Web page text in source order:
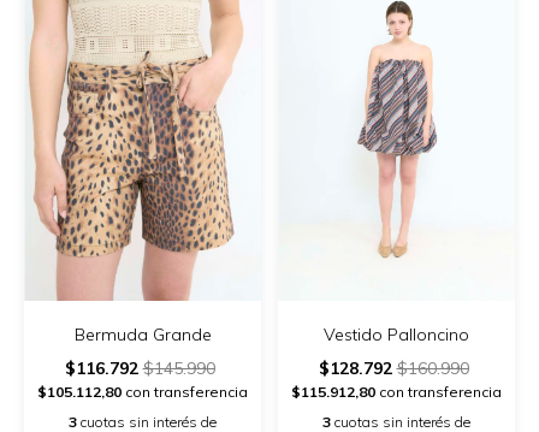
Bermuda Grande
$116.792$145.990
$105.112,80 con transferencia
3 cuotas sin interés de
Vestido Palloncino
$128.792$160.990
$115.912,80 con transferencia
3 cuotas sin interés de